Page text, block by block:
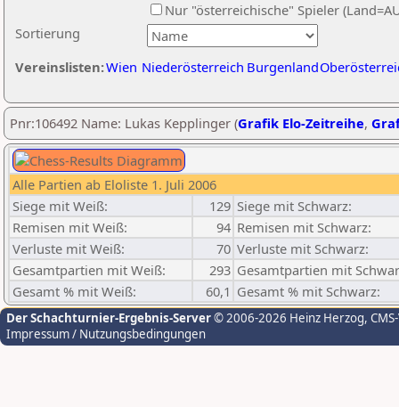
Sortierung
Nur "österreichische" Spieler
Vereinslisten:Wien Niederösterreich Burgenland
Pnr:106492 Name: Lukas Kepplinger (Grafik Elo-Zeitreihe,
Alle Partien ab Eloliste 1. Juli 2006
Siege mit Weiß:
129 Siege mit Schwarz:
Remisen mit Weiß:
94 Remisen mit Schwarz:
Verluste mit Weiß:
70 Verluste mit Schwarz:
Gesamtpartien mit Weiß:
293 Gesamtpartien mit
Gesamt % mit Weiß:
60,1 Gesamt % mit Schwarz:
Der Schachturnier-Ergebnis-Server© 2006-2026 Heinz Herzog,
Impressum / Nutzungsbedingungen